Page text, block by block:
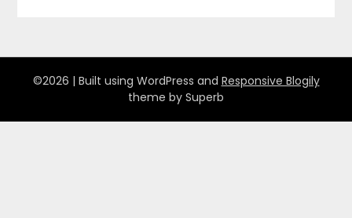
©2026 | Built using WordPress and Responsive Blogily
theme by Superb